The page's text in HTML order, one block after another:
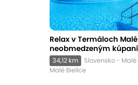
Relax v Termáloch
neobmedzeným
34,12 km
Slovensko -
Malé Bielice